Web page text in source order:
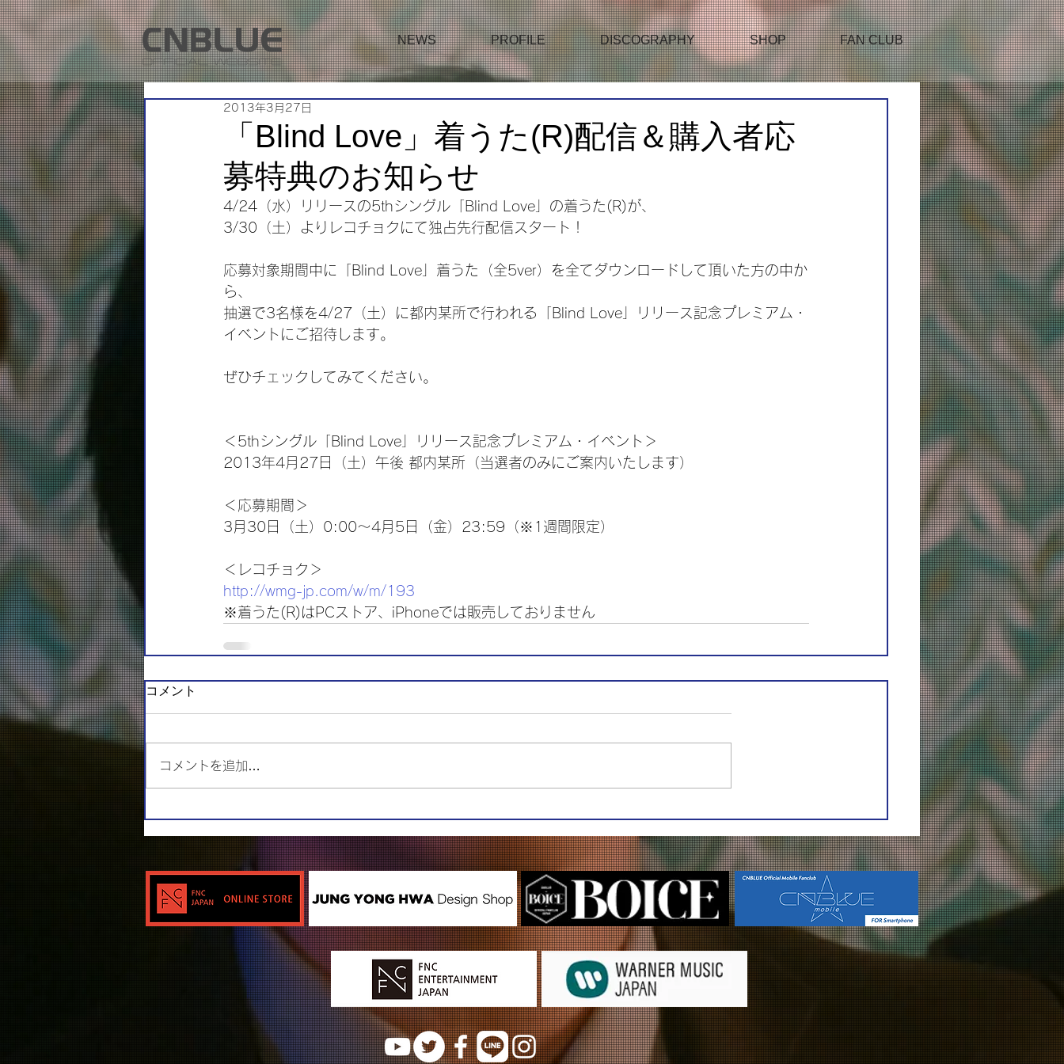
NEWS PROFILE DISCOGRAPHY SHOP FAN CLUB
「Blind Love」着うた(R)配信＆購入者応
募特典のお知らせ
2013年3月27日
4/24（水）リリースの5thシングル「Blind Love」の着うた(R)が、
3/30（土）よりレコチョクにて独占先行配信スタート！
応募対象期間中に「Blind Love」着うた（全5ver）を全てダウンロードして頂いた方の中か
ら、
抽選で3名様を4/27（土）に都内某所で行われる「Blind Love」リリース記念プレミアム・
イベントにご招待します。
ぜひチェックしてみてください。
＜5thシングル「Blind Love」リリース記念プレミアム・イベント＞
2013年4月27日（土）午後 都内某所（当選者のみにご案内いたします）
＜応募期間＞
3月30日（土）0:00～4月5日（金）23:59（※1週間限定）
＜レコチョク＞
http://wmg-jp.com/w/m/193
※着うた(R)はPCストア、iPhoneでは販売しておりません
コメント
コメントを追加…